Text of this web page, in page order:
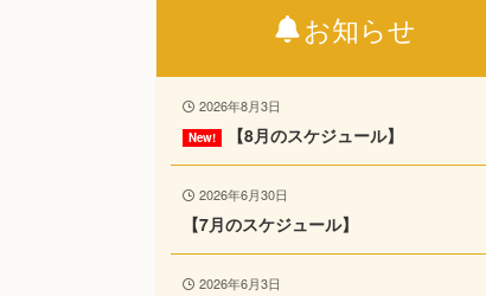
お知らせ
2026年8月3日
【8月のスケジュール】
2026年6月30日
【7月のスケジュール】
2026年6月3日